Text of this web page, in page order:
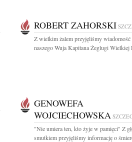
ROBERT ZAHORSKI
Z wielkim żalem przyjęliśmy wiadomość
naszego Wuja Kapitana Żeglugi Wielkiej
GENOWEFA
WOJCIECHOWSKA
"Nie umiera ten, kto żyje w pamięci" Z
smutkiem przyjęliśmy informację o